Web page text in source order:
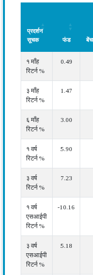
प्रदर्शन
सूचक
फंड
सूचक
१ माँह
रिटर्न %
0.49
३ माँह
रिटर्न %
1.47
६ माँह
रिटर्न %
3.00
१ वर्ष
रिटर्न %
5.90
३ वर्ष
रिटर्न %
7.23
१ वर्ष
एसआईपी
रिटर्न %
-10.16
३ वर्ष
एसआईपी
रिटर्न %
5.18